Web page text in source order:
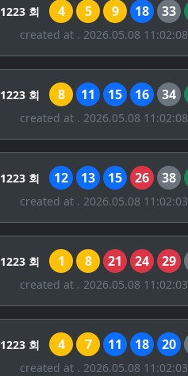
1223 회 4 5 9 18 33
created at . 2026.05.08 11:02:08
1223 회 8 11 15 16 34
created at . 2026.05.08 11:02:08
1223 회 12 13 15 26 38
created at . 2026.05.08 11:02:03
1223 회 1 8 21 24 29
created at . 2026.05.08 11:02:03
1223 회 4 7 11 18 20
created at . 2026.05.08 11:02:03